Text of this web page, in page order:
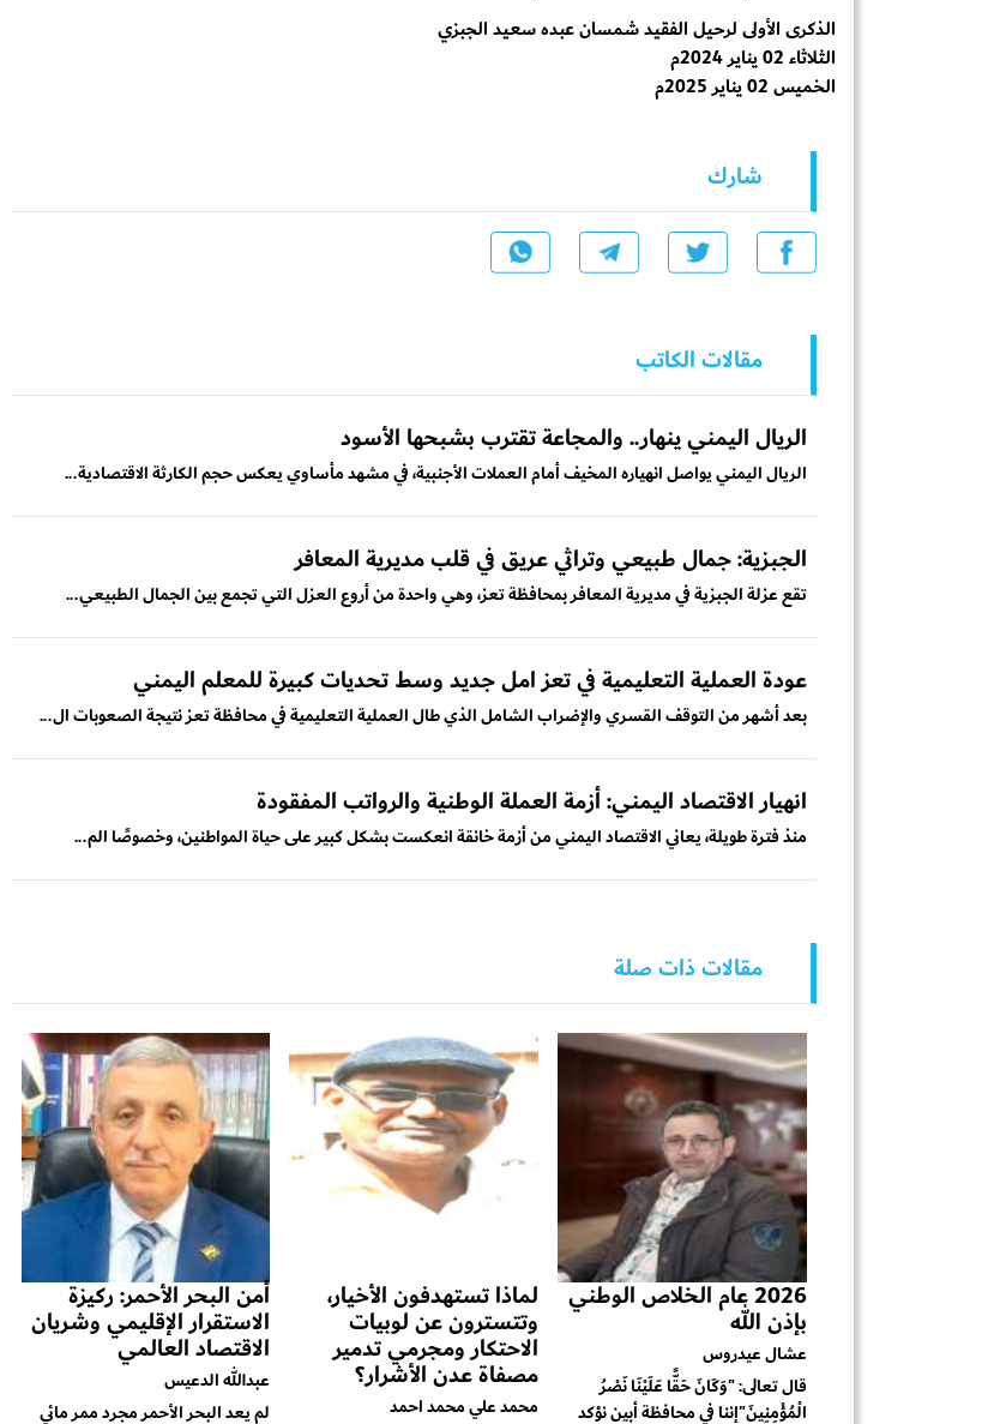
الذكرى الأولى لرحيل الفقيد شمسان عبده سعيد الجبزي
الثلاثاء 02 يناير 2024م
الخميس 02 يناير 2025م
شارك
مقالات الكاتب
الريال اليمني ينهار.. والمجاعة تقترب بشبحها الأسود
الريال اليمني يواصل انهياره المخيف أمام العملات الأجنبية، في مشهد مأساوي يعكس حجم الكارثة الاقتصادية...
الجبزية: جمال طبيعي وتراثي عريق في قلب مديرية المعافر
تقع عزلة الجبزية في مديرية المعافر بمحافظة تعز، وهي واحدة من أروع العزل التي تجمع بين الجمال الطبيعي...
عودة العملية التعليمية في تعز امل جديد وسط تحديات كبيرة للمعلم اليمني
بعد أشهر من التوقف القسري والإضراب الشامل الذي طال العملية التعليمية في محافظة تعز نتيجة الصعوبات ال...
انهيار الاقتصاد اليمني: أزمة العملة الوطنية والرواتب المفقودة
منذ فترة طويلة، يعاني الاقتصاد اليمني من أزمة خانقة انعكست بشكل كبير على حياة المواطنين، وخصوصًا الم...
مقالات ذات صلة
2026 عام الخلاص الوطني
بإذن الله
عشال عيدروس
قال تعالى: "وَكَانَ حَقًّا عَلَيْنَا نَصْرُ
الْمُؤْمِنِينَ"إننا في محافظة أبين نؤكد
لماذا تستهدفون الأخيار،
وتتسترون عن لوبيات
الاحتكار ومجرمي تدمير
مصفاة عدن الأشرار؟
محمد علي محمد احمد
أمن البحر الأحمر: ركيزة
الاستقرار الإقليمي وشريان
الاقتصاد العالمي
عبدالله الدعيس
لم يعد البحر الأحمر مجرد ممر مائي